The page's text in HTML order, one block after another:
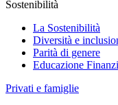
Sostenibilità
La Sostenibilità
Diversità e
Parità di genere
Educazione
Privati e famiglie